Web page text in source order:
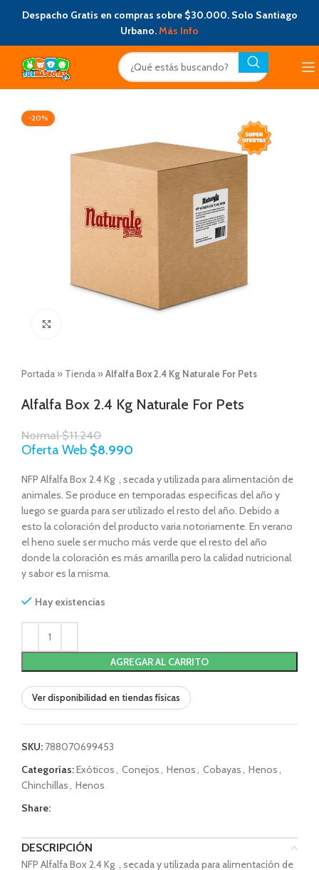
Despacho Gratis en compras sobre $30.000. Solo Santiago
Urbano.Más Info
-20%
Portada » Tienda »Alfalfa Box 2.4 Kg Naturale For Pets
Alfalfa Box 2.4 Kg Naturale For Pets
Normal$11.240
Oferta Web $8.990
NFP Alfalfa Box 2.4 Kg , secada y utilizada para alimentación de
animales. Se produce en temporadas especificas del año y
luego se guarda para ser utilizado el resto del año. Debido a
esto la coloración del producto varia notoriamente. En verano
el heno suele ser mucho más verde que el resto del año
donde la coloración es más amarilla pero la calidad nutricional
y sabor es la misma.
Hay existencias
AGREGAR AL CARRITO
Ver disponibilidad en tiendas físicas
SKU: 788070699453
Categorías:Exóticos, Conejos, Henos, Cobayas, Henos,
Chinchillas, Henos
Share:
DESCRIPCIÓN
NFP Alfalfa Box 2.4 Kg , secada y utilizada para alimentación de